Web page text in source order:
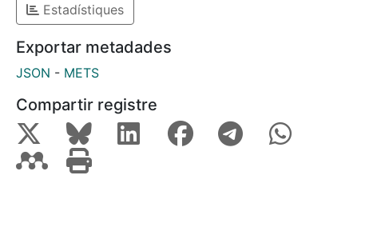
Estadístiques
Exportar metadades
JSON - METS
Compartir registre